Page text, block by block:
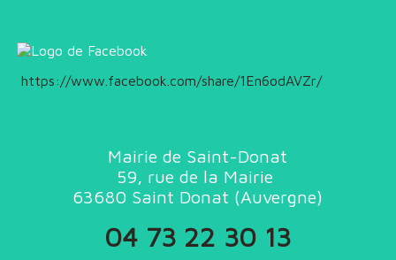
https://www.facebook.com/share/1En6odAVZr/
Mairie de Saint-Donat
59, rue de la Mairie
63680 Saint Donat (Auvergne)
04 73 22 30 13